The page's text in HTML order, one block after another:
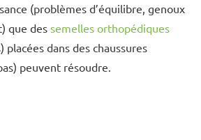
(problèmes d’équilibre, genoux
que des semelles orthopédiques
placées dans des chaussures
peuvent résoudre.